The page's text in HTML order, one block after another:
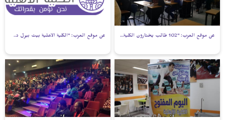
عن موقع العرب: "102 طالب يختارون الكلية الاهلية - بئر السبع وما زال التسجيل مستمراً" عن موقع العرب: "الكلية الاهلية بيت بيرل تستعد لتخريج طلابها للقب الاول بامتياز"